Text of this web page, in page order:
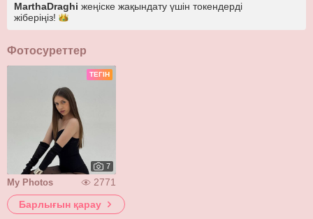
MarthaDraghi жеңіске жақындату үшін токендерді
жіберіңіз!
Фотосуреттер
ТЕГІН
7
My Photos
2771
Барлығын қарау